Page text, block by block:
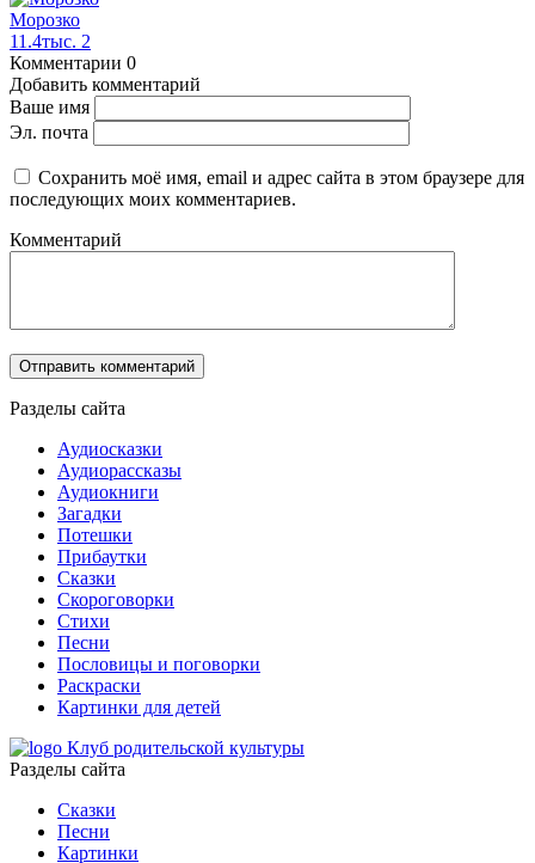
Морозко
11.4тыс. 2
Комментарии 0
Добавить комментарий
Ваше имя
Эл. почта
Сохранить моё имя, email и адрес сайта в этом браузере для
последующих моих комментариев.
Комментарий
Разделы сайта
Аудиосказки
Аудиорассказы
Аудиокниги
Загадки
Потешки
Прибаутки
Сказки
Скороговорки
Стихи
Песни
Пословицы и поговорки
Раскраски
Картинки для детей
Клуб родительской культуры
Разделы сайта
Сказки
Песни
Картинки